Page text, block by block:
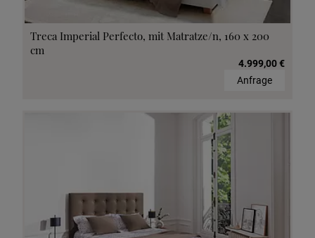
Treca Imperial Perfecto, mit Matratze/n, 160 x 200
cm
4.999,00 €
Anfrage